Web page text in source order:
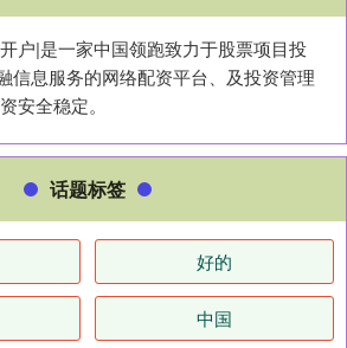
户|是一家中国领跑致力于股票项目投
信息服务的网络配资平台、及投资管理
安全稳定。
话题标签
好的
中国